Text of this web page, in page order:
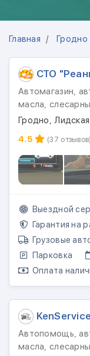
Главная Гродно
СТО
Автомагазин,
масла,
Гродно,
4.5
(37 отзывов)
Выездной
Гарантия на
Грузовые
Парковка
Оплата
KenService
Автопомощь,
масла,